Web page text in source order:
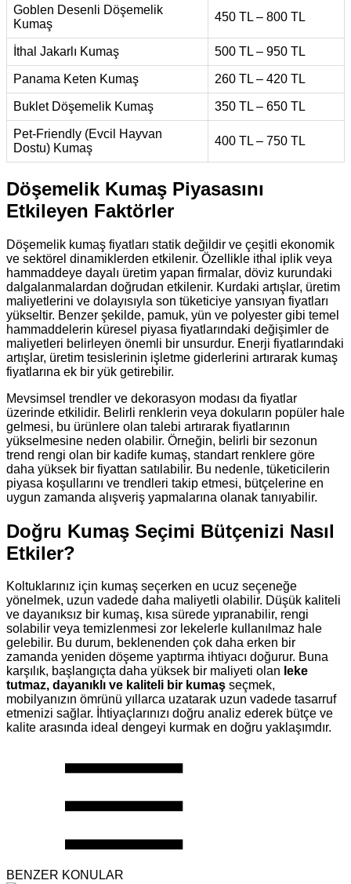
Goblen Desenli Döşemelik
Kumaş
450 TL – 800 TL
İthal Jakarlı Kumaş 500 TL – 950 TL
Panama Keten Kumaş 260 TL – 420 TL
Buklet Döşemelik Kumaş 350 TL – 650 TL
Pet-Friendly (Evcil Hayvan
Dostu) Kumaş
400 TL – 750 TL
Döşemelik Kumaş Piyasasını
Etkileyen Faktörler
Döşemelik kumaş fiyatları statik değildir ve çeşitli ekonomik
ve sektörel dinamiklerden etkilenir. Özellikle ithal iplik veya
hammaddeye dayalı üretim yapan firmalar, döviz kurundaki
dalgalanmalardan doğrudan etkilenir. Kurdaki artışlar, üretim
maliyetlerini ve dolayısıyla son tüketiciye yansıyan fiyatları
yükseltir. Benzer şekilde, pamuk, yün ve polyester gibi temel
hammaddelerin küresel piyasa fiyatlarındaki değişimler de
maliyetleri belirleyen önemli bir unsurdur. Enerji fiyatlarındaki
artışlar, üretim tesislerinin işletme giderlerini artırarak kumaş
fiyatlarına ek bir yük getirebilir.
Mevsimsel trendler ve dekorasyon modası da fiyatlar
üzerinde etkilidir. Belirli renklerin veya dokuların popüler hale
gelmesi, bu ürünlere olan talebi artırarak fiyatlarının
yükselmesine neden olabilir. Örneğin, belirli bir sezonun
trend rengi olan bir kadife kumaş, standart renklere göre
daha yüksek bir fiyattan satılabilir. Bu nedenle, tüketicilerin
piyasa koşullarını ve trendleri takip etmesi, bütçelerine en
uygun zamanda alışveriş yapmalarına olanak tanıyabilir.
Doğru Kumaş Seçimi Bütçenizi Nasıl
Etkiler?
Koltuklarınız için kumaş seçerken en ucuz seçeneğe
yönelmek, uzun vadede daha maliyetli olabilir. Düşük kaliteli
ve dayanıksız bir kumaş, kısa sürede yıpranabilir, rengi
solabilir veya temizlenmesi zor lekelerle kullanılmaz hale
gelebilir. Bu durum, beklenenden çok daha erken bir
zamanda yeniden döşeme yaptırma ihtiyacı doğurur. Buna
karşılık, başlangıçta daha yüksek bir maliyeti olan leke
tutmaz, dayanıklı ve kaliteli bir kumaş seçmek,
mobilyanızın ömrünü yıllarca uzatarak uzun vadede tasarruf
etmenizi sağlar. İhtiyaçlarınızı doğru analiz ederek bütçe ve
kalite arasında ideal dengeyi kurmak en doğru yaklaşımdır.
BENZER KONULAR